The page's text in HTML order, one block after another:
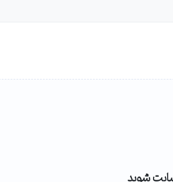
سایت شوید